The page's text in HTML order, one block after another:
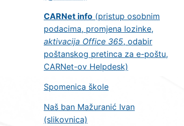
CARNet info (pristup osobnim
podacima, promjena lozinke,
aktivacija Office 365, odabir
poštanskog pretinca za e-poštu,
CARNet-ov Helpdesk)
Spomenica škole
Naš ban Mažuranić Ivan
(slikovnica)